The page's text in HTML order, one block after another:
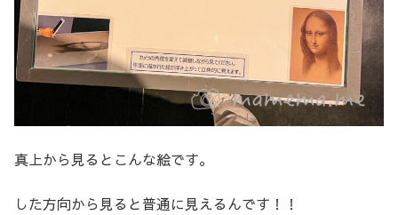
真上から見るとこんな絵です。
した方向から見ると普通に見えるんです！！